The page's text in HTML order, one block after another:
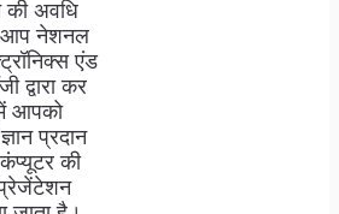
की अवधि
आप नेशनल
एंड
द्वारा कर
आपको
प्रदान
की